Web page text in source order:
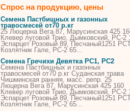
Спрос на продукцию, цены
Семена Пастбищных и газонных
травосмесей от70 р.кг
25 Люцерна Вега 87, Марусинская 425
Клевер луговой Трио, Дымковский, РС-2
Эспарцет Розовый 89, Песчаный1251
Козлятник Гале, РС-2 65...
Семена Гречихи Девятка РС1, РС2
Семена Пастбищных и газонных
травосмесей от70 р.кг Суданская трава
Чишминская ранняя, масс. репр. 25
Люцерна Вега 87, Марусинская 425 160
Клевер луговой Трио, Дымковский, РС-2
Эспарцет Розовый 89, Песчаный1251
Козлятник Гале, РС-2 65...